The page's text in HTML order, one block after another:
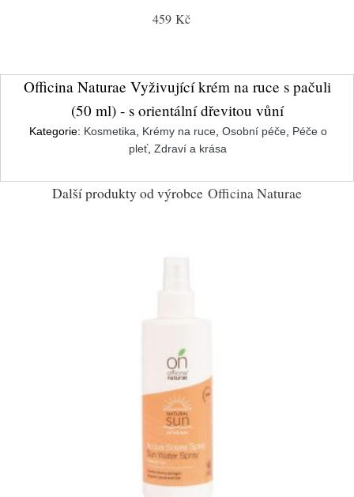
459 Kč
Officina Naturae Vyživující krém na ruce s pačuli
(50 ml) - s orientální dřevitou vůní
Kategorie: Kosmetika Krémy na ruce, Osobní péče, Péče o
pleť, Zdraví a krása
Další produkty od výrobce Officina Naturae